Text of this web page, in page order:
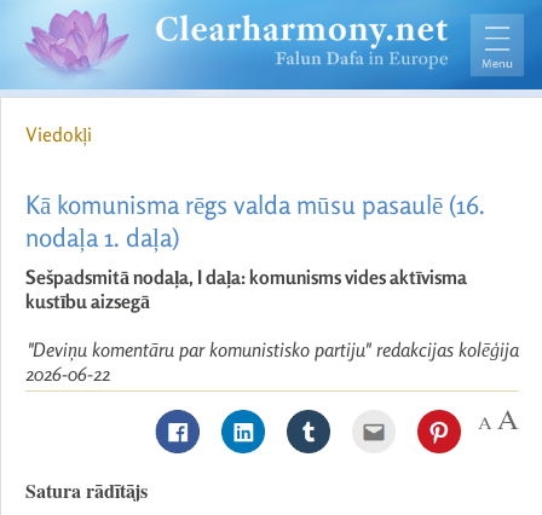
Viedokļi
Kā komunisma rēgs valda mūsu pasaulē (16.
nodaļa 1. daļa)
Sešpadsmitā nodaļa, I daļa: komunisms vides aktīvisma
kustību aizsegā
"Deviņu komentāru par komunistisko partiju" redakcijas kolēģija
2026-06-22
Satura rādītājs